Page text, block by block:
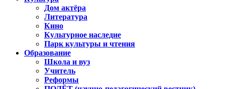
Дом актёра
Литература
Кино
Культурное наследие
Парк культуры и чтения
Образование
Школа и вуз
Учитель
Реформы